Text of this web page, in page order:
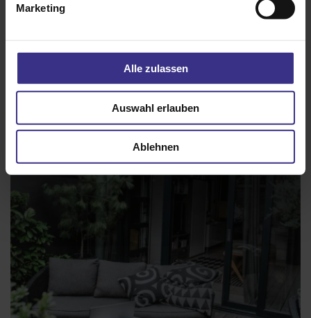
Marketing
Alle zulassen
Auswahl erlauben
Ablehnen